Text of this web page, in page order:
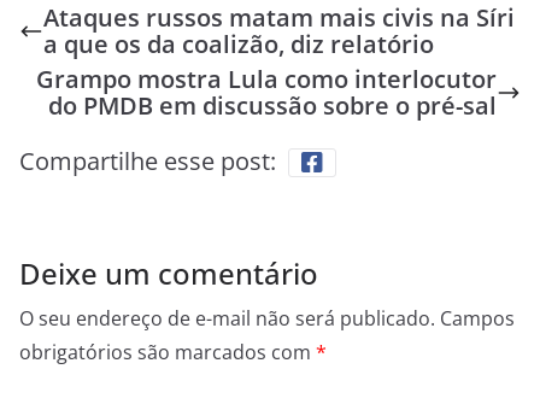
Ataques russos matam mais civis na Síri
a que os da coalizão, diz relatório
Grampo mostra Lula como interlocutor
do PMDB em discussão sobre o pré-sal
Compartilhe esse post:
Deixe um comentário
O seu endereço de e-mail não será publicado. Campos
obrigatórios são marcados com *